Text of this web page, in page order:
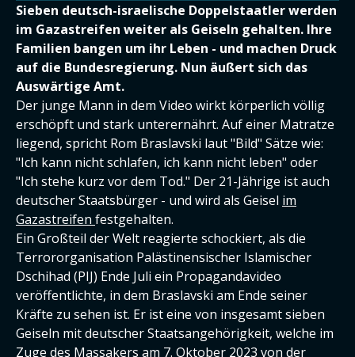
Sieben deutsch-israelische Doppelstaatler werden
im Gazastreifen weiter als Geiseln gehalten. Ihre
Familien bangen um ihr Leben - und machen Druck
auf die Bundesregierung. Nun äußert sich das
Auswärtige Amt.
Der junge Mann in dem Video wirkt körperlich völlig
erschöpft und stark unterernährt. Auf einer Matratze
liegend, spricht Rom Braslavski laut "Bild" Sätze wie:
"Ich kann nicht schlafen, ich kann nicht leben" oder
"Ich stehe kurz vor dem Tod." Der 21-Jährige ist auch
deutscher Staatsbürger - und wird als Geisel im
Gazastreifen festgehalten.
Ein Großteil der Welt reagierte schockiert, als die
Terrororganisation Palästinensischer Islamischer
Dschihad (PIJ) Ende Juli ein Propagandavideo
veröffentlichte, in dem Braslavski am Ende seiner
Kräfte zu sehen ist. Er ist eine von insgesamt sieben
Geiseln mit deutscher Staatsangehörigkeit, welche im
Zuge des Massakers am 7. Oktober 2023 von der